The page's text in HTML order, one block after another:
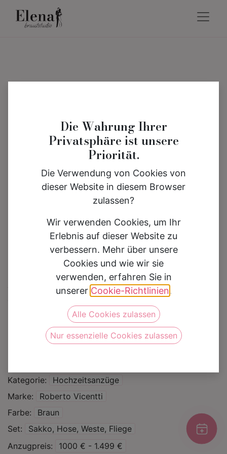
Hochzeitsanzug
7624780
Auf die Wunschliste
Kategorie
Hochzeitsanzüge
Marke
Roberto Vicentti
Farbe
Braun
Set
Sakko, Hose, Weste, Fliege
Anzugpreis
1000 € - 1.499 €
Die Wahrung Ihrer
Privatsphäre ist unsere
Priorität.
Die Verwendung von Cookies von
dieser Website in diesem Browser
zulassen?
Wir verwenden Cookies, um Ihr
Erlebnis auf dieser Website zu
verbessern. Mehr über unsere
Cookies und wie wir sie
verwenden, erfahren Sie in
unserer Cookie-Richtlinien.
Alle Cookies zulassen
Nur essenzielle Cookies zulassen